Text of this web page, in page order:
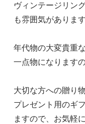
ヴィンテージリン
も雰囲気があります
年代物の大変貴重
一点物になります
大切な方への贈り
プレゼント用のギ
ますので、お気軽